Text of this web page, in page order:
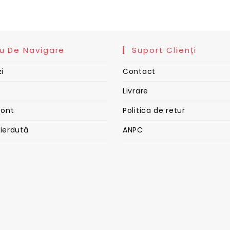
De Navigare Suport Clienți
Contact
Livrare
Politica de retur
ANPC